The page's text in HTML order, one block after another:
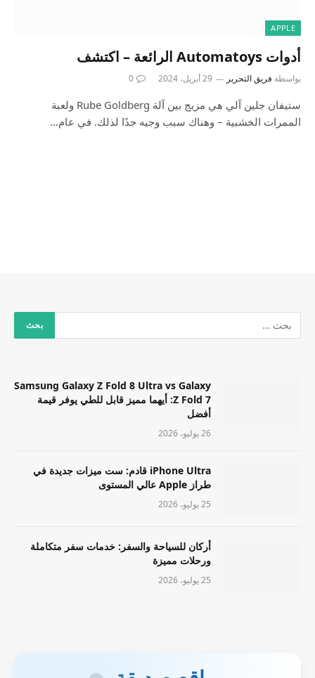
APPLE
أدوات Automatoys الرائعة – اكتشف
بواسطة فريق التحرير 29 أبريل، 2024 0
ستيفان جلين آلي هي مزيج بين آلة Rube Goldberg ولعبة
الممرات الخشبية – وهناك سبب وجيه جدًا لذلك. في عام…
Samsung Galaxy Z Fold 8 Ultra vs Galaxy
Z Fold 7: أيهما مميز قابل للطي يوفر قيمة
أفضل
26 يوليو، 2026
iPhone Ultra قادم: ست ميزات جديدة في
طراز Apple عالي المستوى
25 يوليو، 2026
أركان للسياحة والسفر: خدمات سفر متكاملة
ورحلات مميزة
25 يوليو، 2026